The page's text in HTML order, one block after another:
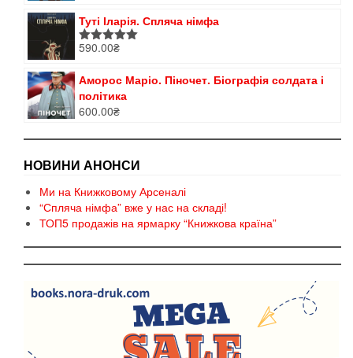
Туті Іларія. Спляча німфа
Оцінено в
590.00₴
Аморос Маріо. Піночет. Біографія солдата і
політика
600.00₴
НОВИНИ АНОНСИ
Ми на Книжковому Арсеналі
“Спляча німфа” вже у нас на складі!
ТОП5 продажів на ярмарку “Книжкова країна”